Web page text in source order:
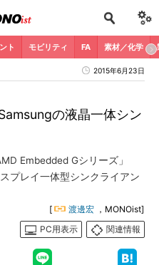
ト モビリティ FA 素材／化学
2015年6月23日
の液晶一体シン
Embedded Gシリーズ」
プレイ一体型シンクライアン
[ 渡邊宏 ，MONOist]
PC用表示
関連情報